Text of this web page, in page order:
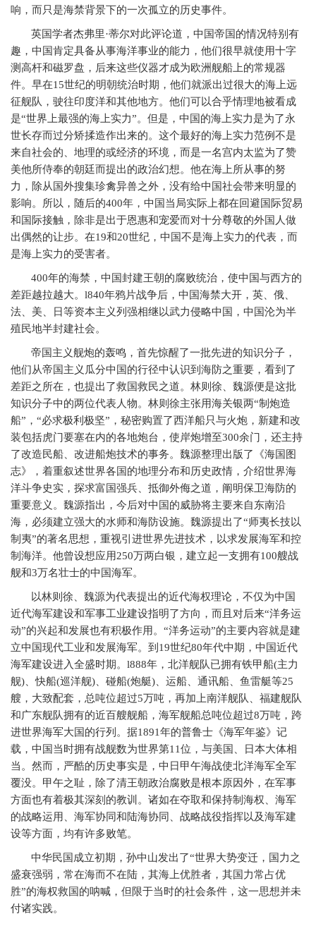
响，而只是海禁背景下的一次孤立的历史事件。
英国学者杰弗里·蒂尔对此评论道，中国帝国的情况特别有
趣，中国肯定具备从事海洋事业的能力，他们很早就使用十字
测高杆和磁罗盘，后来这些仪器才成为欧洲舰船上的常规器
件。早在15世纪的明朝统治时期，他们就派出过很大的海上远
征舰队，驶往印度洋和其他地方。他们可以合乎情理地被看成
是“世界上最强的海上实力”。但是，中国的海上实力是为了永
世长存而过分矫揉造作出来的。这个最好的海上实力范例不是
来自社会的、地理的或经济的环境，而是一名宫内太监为了赞
美他所侍奉的朝廷而提出的政治幻想。他在海上所从事的努
力，除从国外搜集珍禽异兽之外，没有给中国社会带来明显的
影响。所以，随后的400年，中国当局实际上都在回避国际贸易
和国际接触，除非是出于恩惠和宠爱而对十分尊敬的外国人做
出偶然的让步。在19和20世纪，中国不是海上实力的代表，而
是海上实力的受害者。
400年的海禁，中国封建王朝的腐败统治，使中国与西方的
差距越拉越大。 l840年鸦片战争后，中国海禁大开，英、俄、
法、美、日等资本主义列强相继以武力侵略中国，中国沦为半
殖民地半封建社会。
帝国主义舰炮的轰鸣，首先惊醒了一批先进的知识分子，
他们从帝国主义瓜分中国的行径中认识到海防之重要，看到了
差距之所在，也提出了救国救民之道。林则徐、魏源便是这批
知识分子中的两位代表人物。林则徐主张用海关银两“制炮造
船”，“必求极利极坚”，秘密购置了西洋船只与火炮，新建和改
装包括虎门要塞在内的各地炮台，使岸炮增至300余门，还主持
了改造民船、改进船炮技术的事务。魏源整理出版了《海国图
志》，着重叙述世界各国的地理分布和历史政情，介绍世界海
洋斗争史实，探求富国强兵、抵御外侮之道，阐明保卫海防的
重要意义。魏源指出，今后对中国的威胁将主要来自东南沿
海，必须建立强大的水师和海防设施。魏源提出了“师夷长技以
制夷”的著名思想，重视引进世界先进技术，以求发展海军和控
制海洋。他曾设想应用250万两白银，建立起一支拥有100艘战
舰和3万名壮士的中国海军。
以林则徐、魏源为代表提出的近代海权理论，不仅为中国
近代海军建设和军事工业建设指明了方向，而且对后来“洋务运
动”的兴起和发展也有积极作用。“洋务运动”的主要内容就是建
立中国现代工业和发展海军。到 19世纪80年代中期，中国近代
海军建设进入全盛时期。 l888年，北洋舰队已拥有铁甲船(主力
舰)、快船(巡洋舰)、碰船(炮艇)、运船、通讯船、鱼雷艇等25
艘，大致配套，总吨位超过5万吨，再加上南洋舰队、福建舰队
和广东舰队拥有的近百艘舰船，海军舰船总吨位超过8万吨，跨
进世界海军大国的行列。据1891年的普鲁士《海军年鉴》记
载，中国当时拥有战舰数为世界第11位，与美国、日本大体相
当。然而，严酷的历史事实是，中日甲午海战使北洋海军全军
覆没。甲午之耻，除了清王朝政治腐败是根本原因外，在军事
方面也有着极其深刻的教训。诸如在夺取和保持制海权、海军
的战略运用、海军协同和陆海协同、战略战役指挥以及海军建
设等方面，均有许多败笔。
中华民国成立初期，孙中山发出了“世界大势变迁，国力之
盛衰强弱，常在海而不在陆，其海上优胜者，其国力常占优
胜”的海权救国的呐喊，但限于当时的社会条件，这一思想并未
付诸实践。